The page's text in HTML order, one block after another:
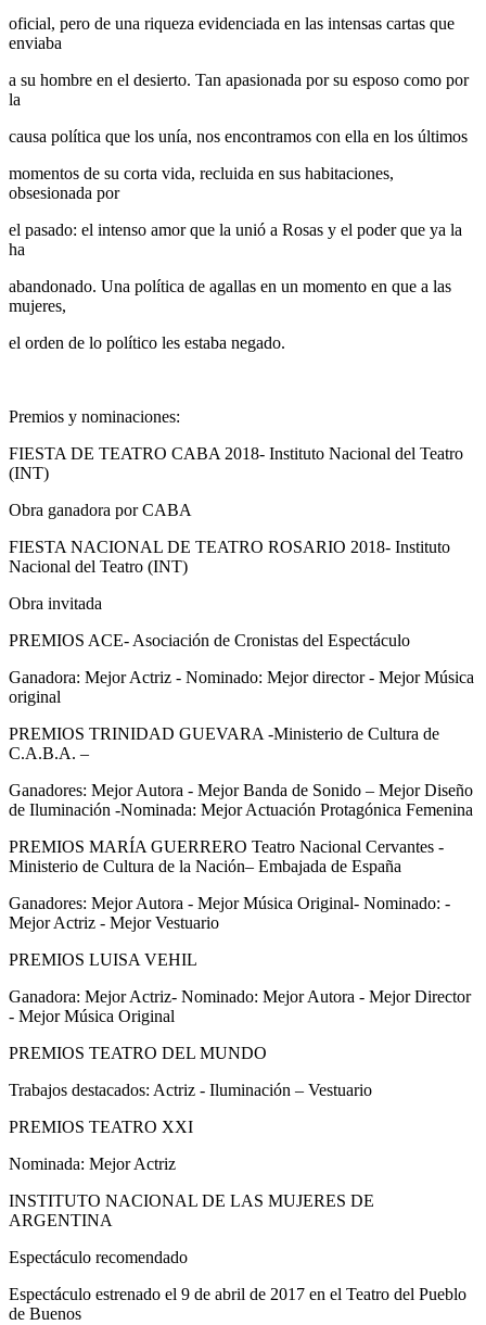
oficial, pero de una riqueza evidenciada en las intensas cartas que
enviaba
a su hombre en el desierto. Tan apasionada por su esposo como por
la
causa política que los unía, nos encontramos con ella en los últimos
momentos de su corta vida, recluida en sus habitaciones,
obsesionada por
el pasado: el intenso amor que la unió a Rosas y el poder que ya la
ha
abandonado. Una política de agallas en un momento en que a las
mujeres,
el orden de lo político les estaba negado.
Premios y nominaciones:
FIESTA DE TEATRO CABA 2018- Instituto Nacional del Teatro
(INT)
Obra ganadora por CABA
FIESTA NACIONAL DE TEATRO ROSARIO 2018- Instituto
Nacional del Teatro (INT)
Obra invitada
PREMIOS ACE- Asociación de Cronistas del Espectáculo
Ganadora: Mejor Actriz - Nominado: Mejor director - Mejor Música
original
PREMIOS TRINIDAD GUEVARA -Ministerio de Cultura de
C.A.B.A. –
Ganadores: Mejor Autora - Mejor Banda de Sonido – Mejor Diseño
de Iluminación -Nominada: Mejor Actuación Protagónica Femenina
PREMIOS MARÍA GUERRERO Teatro Nacional Cervantes -
Ministerio de Cultura de la Nación– Embajada de España
Ganadores: Mejor Autora - Mejor Música Original- Nominado: -
Mejor Actriz - Mejor Vestuario
PREMIOS LUISA VEHIL
Ganadora: Mejor Actriz- Nominado: Mejor Autora - Mejor Director
- Mejor Música Original
PREMIOS TEATRO DEL MUNDO
Trabajos destacados: Actriz - Iluminación – Vestuario
PREMIOS TEATRO XXI
Nominada: Mejor Actriz
INSTITUTO NACIONAL DE LAS MUJERES DE
ARGENTINA
Espectáculo recomendado
Espectáculo estrenado el 9 de abril de 2017 en el Teatro del Pueblo
de Buenos